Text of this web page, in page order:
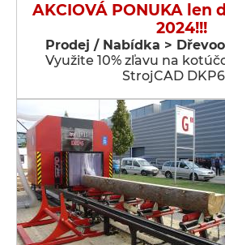
AKCIOVÁ PONUKA len
2024!!!
Prodej / Nabídka >
Využite 10% zľavu na
StrojCAD